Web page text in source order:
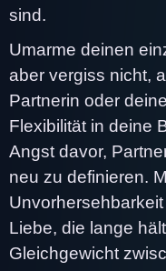
sind.
Umarme deinen
aber vergiss nicht,
Partnerin oder
Flexibilität in deine
Angst davor,
neu zu definieren.
Liebe, die lange
Gleichgewicht